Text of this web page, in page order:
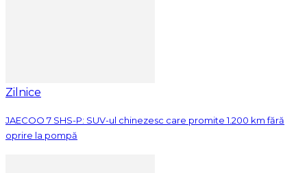
Zilnice
JAECOO 7 SHS-P: SUV-ul chinezesc care promite 1.200 km fără
oprire la pompă